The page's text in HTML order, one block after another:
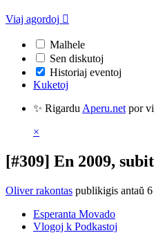
Viaj agordoj 
Malhele
Sen diskutoj
Historiaj eventoj
Kuketoj
✨ Rigardu Aperu.net por
×
[#309] En 2009,
Oliver rakontas publikigis antaŭ
Esperanta Movado
Vlogoj k Podkastoj